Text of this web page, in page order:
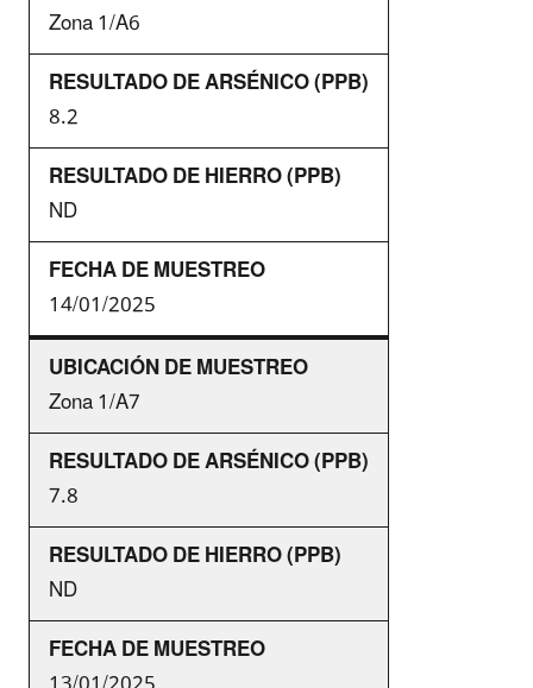
Zona 1/A6
8.2
ND
14/01/2025
Zona 1/A7
7.8
ND